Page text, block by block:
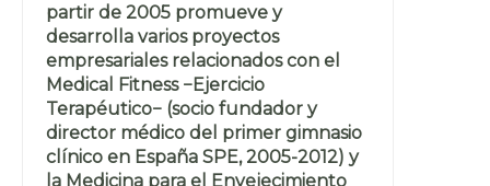
partir de 2005 promueve y
desarrolla varios proyectos
empresariales relacionados con el
Medical Fitness −Ejercicio
Terapéutico− (socio fundador y
director médico del primer gimnasio
clínico en España SPE, 2005-2012) y
la Medicina para el Envejecimiento